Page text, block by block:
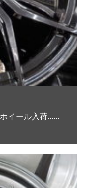
イール入荷......